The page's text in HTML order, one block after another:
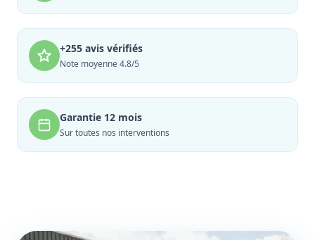
+255 avis vérifiés
Note moyenne 4.8/5
Garantie 12 mois
Sur toutes nos interventions